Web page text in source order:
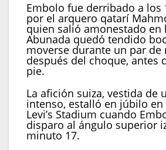
Embolo fue derribado a los
por el arquero qatarí
quien salió amonestado en
Abunada quedó tendido
moverse durante un par de
después del choque, antes
pie.
La afición suiza, vestida de
intenso, estalló en júbilo en
Levi’s Stadium cuando
disparo al ángulo superior
minuto 17.